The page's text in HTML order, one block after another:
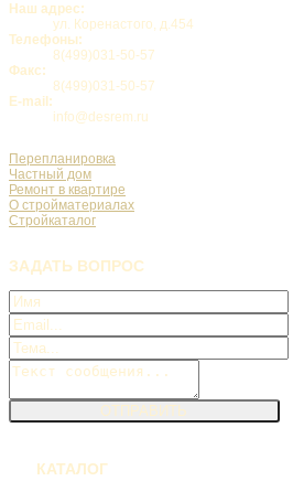
Наш адрес:
ул. Коренастого, д.454
Телефоны:
8(499)031-50-57
Факс:
8(499)031-50-57
E-mail:
info@desrem.ru
Перепланировка
Частный дом
Ремонт в квартире
О стройматериалах
Стройкаталог
ЗАДАТЬ ВОПРОС
КАТАЛОГ